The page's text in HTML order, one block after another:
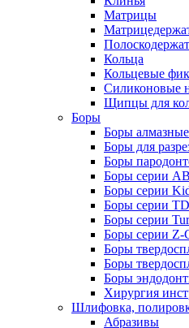
Матрицы
Кольца
Кольцевые
Силиконовые
Щипцы для
Боры
Боры алмазные
Боры для
Боры
Боры серии
Боры серии
Боры серии
Боры серии
Боры серии Z-
Боры
Боры
Боры
Хирургия
Шлифовка,
Абразивы